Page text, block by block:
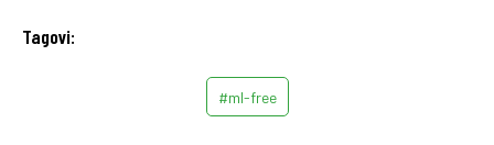
Tagovi:
#ml-free